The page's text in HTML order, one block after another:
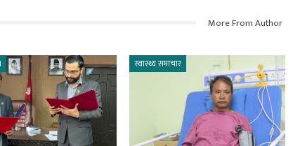
More From Author
स्वास्थ्य समाचार